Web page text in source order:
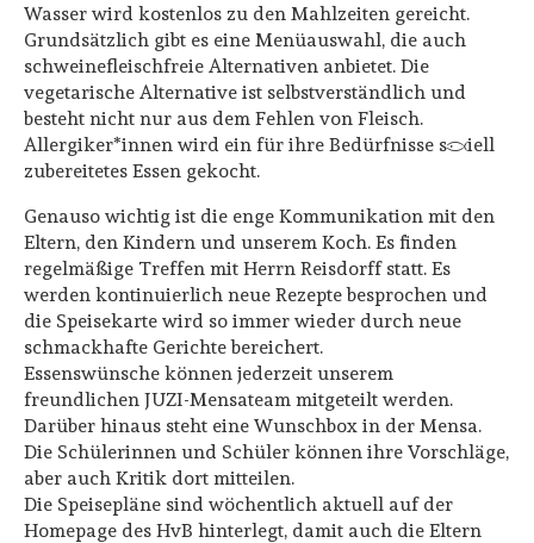
Wasser wird kostenlos zu den Mahlzeiten gereicht.
Grundsätzlich gibt es eine Menüauswahl, die auch
schweinefleischfreie Alternativen anbietet. Die
vegetarische Alternative ist selbstverständlich und
besteht nicht nur aus dem Fehlen von Fleisch.
Allergiker*innen wird ein für ihre Bedürfnisse speziell
zubereitetes Essen gekocht.
Genauso wichtig ist die enge Kommunikation mit den
Eltern, den Kindern und unserem Koch. Es finden
regelmäßige Treffen mit Herrn Reisdorff statt. Es
werden kontinuierlich neue Rezepte besprochen und
die Speisekarte wird so immer wieder durch neue
schmackhafte Gerichte bereichert.
Essenswünsche können jederzeit unserem
freundlichen JUZI-Mensateam mitgeteilt werden.
Darüber hinaus steht eine Wunschbox in der Mensa.
Die Schülerinnen und Schüler können ihre Vorschläge,
aber auch Kritik dort mitteilen.
Die Speisepläne sind wöchentlich aktuell auf der
Homepage des HvB hinterlegt, damit auch die Eltern